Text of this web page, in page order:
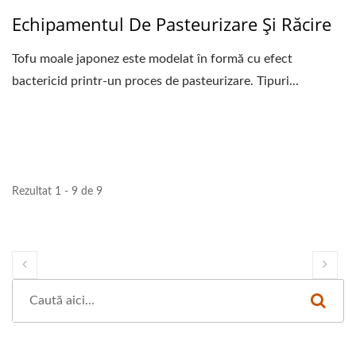
Echipamentul De Pasteurizare Și Răcire
Tofu moale japonez este modelat în formă cu efect
bactericid printr-un proces de pasteurizare. Tipuri...
Rezultat 1 - 9 de 9